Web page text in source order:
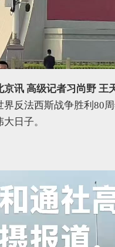
京讯 高级记者习尚野 王
界反法西斯战争胜利80
日子。